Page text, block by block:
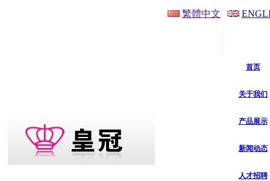
繁體中文
首页
关于我们
产品展示
新闻动态
人才招聘